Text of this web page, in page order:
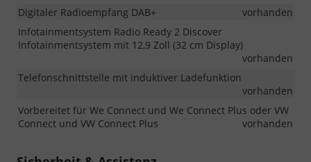
Digitaler Radioempfang DAB+
vorhanden
Infotainmentsystem Radio Ready 2 Discover
Infotainmentsystem mit 12,9 Zoll (32 cm Display)
vorhanden
Telefonschnittstelle mit induktiver Ladefunktion
vorhanden
Vorbereitet für We Connect und We Connect Plus oder VW
Connect und VW Connect Plus
vorhanden